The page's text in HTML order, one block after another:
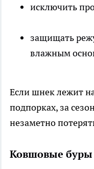
исключить
защищать
влажным
Если шнек лежит
подпорках, за
незаметно
Ковшовые буры